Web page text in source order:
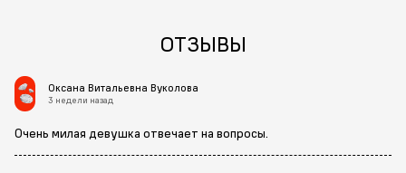
ОТЗЫВЫ
Оксана Витальевна Вуколова
3 недели назад
Очень милая девушка отвечает на вопросы.